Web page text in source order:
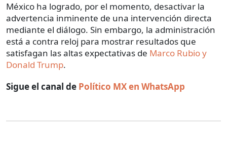
México ha logrado, por el momento, desactivar la
advertencia inminente de una intervención directa
mediante el diálogo. Sin embargo, la administración
está a contra reloj para mostrar resultados que
satisfagan las altas expectativas de Marco Rubio y
Donald Trump.
Sigue el canal de Político MX en WhatsApp